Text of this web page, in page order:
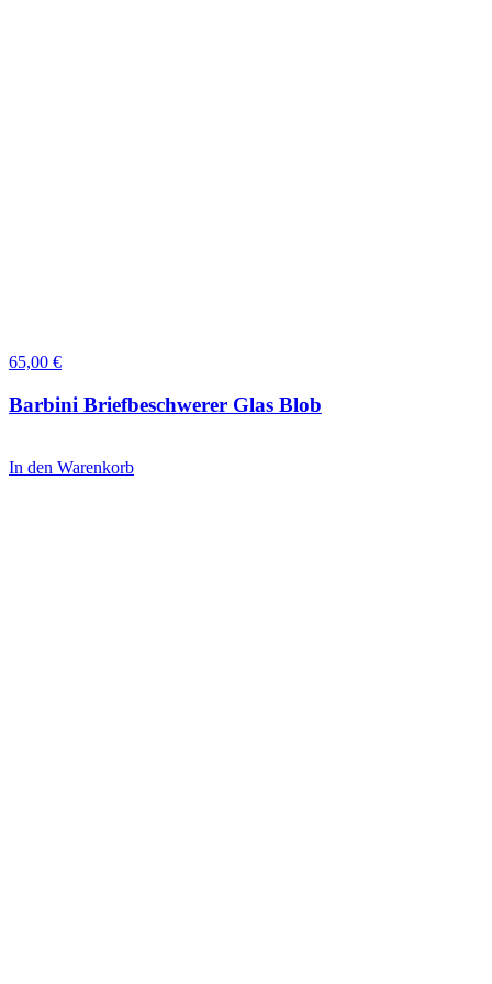
65,00 €
Barbini Briefbeschwerer Glas Blob
In den Warenkorb